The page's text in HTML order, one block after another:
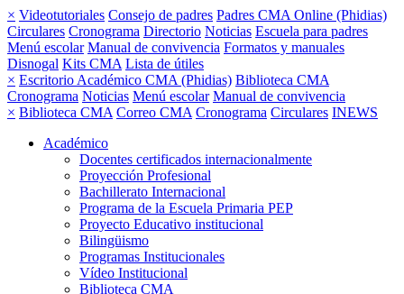
× Videotutoriales Consejo de padres Padres CMA Online (Phidias)
Circulares Cronograma Directorio Noticias Escuela para padres
Menú escolar Manual de convivencia Formatos y manuales
Disnogal Kits CMA Lista de útiles
× Escritorio Académico CMA (Phidias) Biblioteca CMA
Cronograma Noticias Menú escolar Manual de convivencia
× Biblioteca CMA Correo CMA Cronograma Circulares INEWS
Académico
Docentes certificados internacionalmente
Proyección Profesional
Bachillerato Internacional
Programa de la Escuela Primaria PEP
Proyecto Educativo institucional
Bilingüismo
Programas Institucionales
Vídeo Institucional
Biblioteca CMA